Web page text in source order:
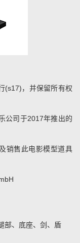
(s17)，并保留所有权
公司于2017年推出的
销售此电影模型道具
部、底座、剑、盾